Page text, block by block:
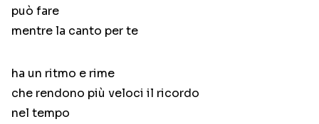
può fare
mentre la canto per te
ha un ritmo e rime
che rendono più veloci il ricordo
nel tempo